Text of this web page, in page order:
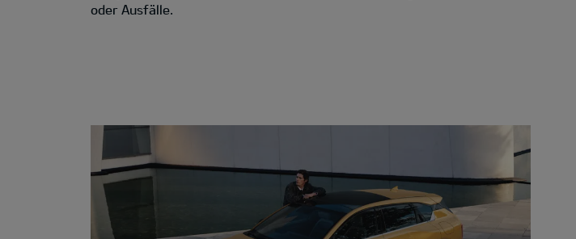
oder Ausfälle.